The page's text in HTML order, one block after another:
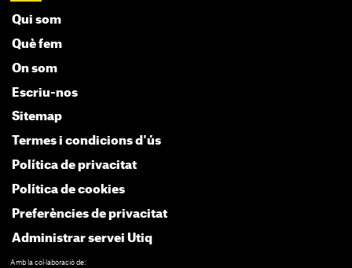
Qui som
Què fem
On som
Escriu-nos
Sitemap
Termes i condicions d'ús
Política de privacitat
Política de cookies
Preferències de privacitat
Administrar servei Utiq
Amb la col·laboració de: